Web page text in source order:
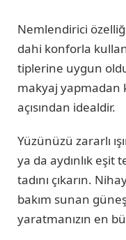
Nemlendirici
dahi konforla
tiplerine uygun
makyaj
açısından idealdir.
Yüzünüzü zararlı
ya da aydınlık eşit
tadını çıkarın.
bakım sunan
yaratmanızın en